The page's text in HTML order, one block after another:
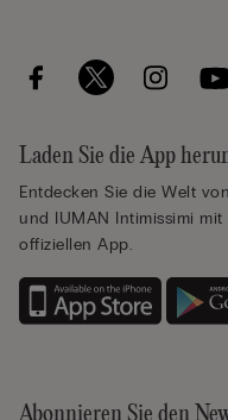
Laden Sie die App
Entdecken Sie die Welt
und IUMAN Intimissimi mit
offiziellen App.
Abonnieren Sie den